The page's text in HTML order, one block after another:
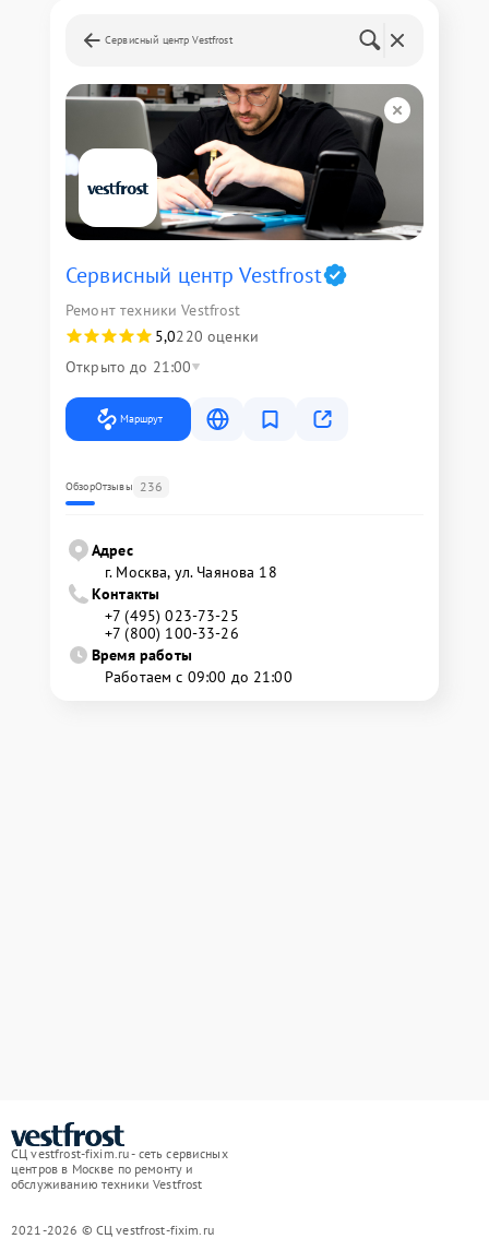
Сервисный центр Vestfrost
Сервисный центр Vestfrost
Ремонт техники Vestfrost
5,0220 оценки
Открыто до 21:00
Маршрут
ОбзорОтзывы 236
Адрес
г. Москва, ул. Чаянова 18
Контакты
+7 (495) 023-73-25
+7 (800) 100-33-26
Время работы
Работаем с 09:00 до 21:00
СЦ vestfrost-fixim.ru - сеть сервисных
центров в Москве по ремонту и
обслуживанию техники Vestfrost
2021-2026 © СЦ vestfrost-fixim.ru